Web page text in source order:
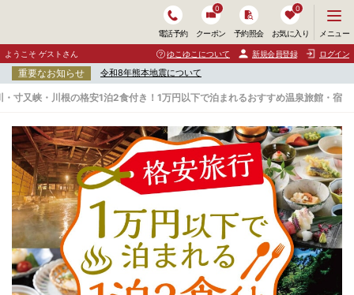
電話予約 クーポン
0
予約照会 お気に入り
0
ニ
ュ
ー
開
く
メニュー
ようこそ ゲストさん ゆこゆこについて 新規会員登録 ログイン
重要なお知らせ 令和8年熊本地震について
・寸又峡・川根の格安1泊2食付き！1万円以下で泊まれるおすすめ温泉旅館・宿
大
井
川
・
寸
又
峡
・
川